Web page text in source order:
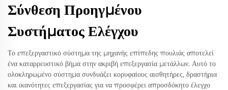
Σύνθεση Προηγμένου
Συστήματος Ελέγχου
Το επεξεργαστικό σύστημα της μηχανής επίπεδης πουλιάς αποτελεί
ένα καταρρευστικό βήμα στην ακριβή επεξεργασία μετάλλων. Αυτό το
ολοκληρωμένο σύστημα συνδυάζει κορυφαίους αισθητήρες, δραστήρια
και ικανότητες επεξεργασίας για να προσφέρει απροσδόκητο έλεγχο